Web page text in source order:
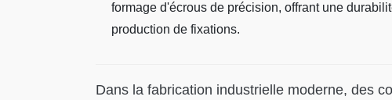
formage d'écrous de précision, offrant une
production de fixations.
Dans la fabrication industrielle moderne, des